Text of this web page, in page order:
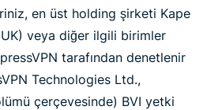
en üst holding şirketi Kape
veya diğer ilgili birimler
tarafından denetlenir
Technologies Ltd.,
çerçevesinde) BVI yetki